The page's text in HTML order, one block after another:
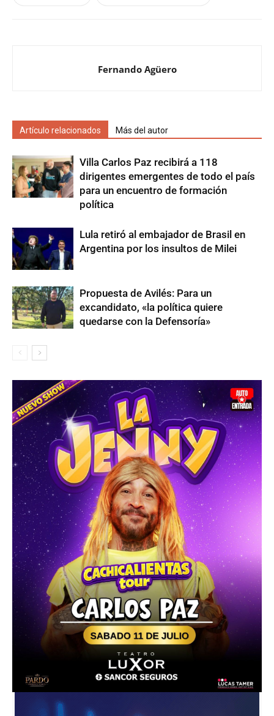
Fernando Agüero
Artículo relacionados Más del autor
Villa Carlos Paz recibirá a 118
dirigentes emergentes de todo el país
para un encuentro de formación
política
Lula retiró al embajador de Brasil en
Argentina por los insultos de Milei
Propuesta de Avilés: Para un
excandidato, «la política quiere
quedarse con la Defensoría»